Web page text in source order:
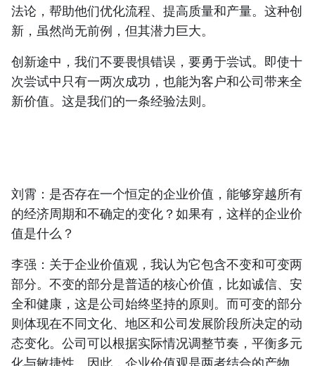
法论，帮助他们优化流程、提高质量和产量。这种创
新，虽然尚无前例，但其潜力巨大。
创新途中，我们不要畏惧错误，要勇于尝试。即使十
次尝试中只有一两次成功，也能为客户和公司带来全
新价值。这是我们的一条经验法则。
刘霄： 是否存在一个恒定的企业价值，能够穿越所有
的经济周期和不确定的变化？如果有，这样的企业价
值是什么？
李强： 关于企业价值观，我认为它包含不变和可变两
部分。 不变的部分是普适的核心价值 ，比如诚信、安
全和健康，这是公司始终坚持的原则。而可变的部分
则体现在不同文化、地区和公司发展阶段所决定的动
态变化。公司可以根据实际情况调整节奏， 平衡多元
化与敏捷性 。因此，企业价值观是两者结合的产物。